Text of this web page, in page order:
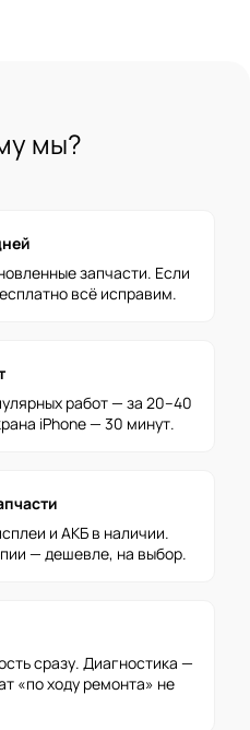
мы?
запчасти. Если
всё исправим.
работ — за 20–40
iPhone — 30 минут.
и АКБ в наличии.
— дешевле, на выбор.
сразу. Диагностика —
«по ходу ремонта» не